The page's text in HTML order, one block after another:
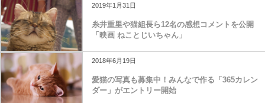
2019年1月31日
糸井重里や猫組長ら12名の感想コメントを公開
「映画 ねことじいちゃん」
2018年6月19日
愛猫の写真も募集中！みんなで作る「365カレン
ダー」がエントリー開始